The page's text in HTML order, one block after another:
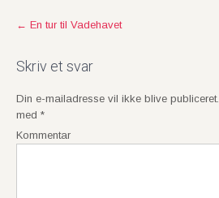
P
s
n
a
v
← En tur til Vadehavet
Skriv et svar
Din e-mailadresse vil ikke blive publiceret.
med *
Kommentar